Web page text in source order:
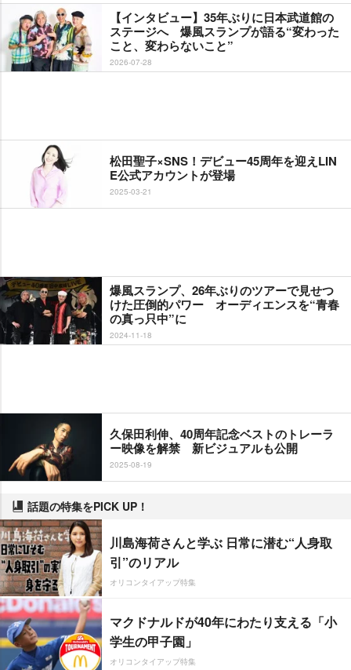
【インタビュー】35年ぶりに日本武道館の
ステージへ 爆風スランプが語る“変わった
こと、変わらないこと”
2026-07-28
松田聖子×SNS！デビュー45周年を迎えLIN
E公式アカウントが登場
2025-03-21
爆風スランプ、26年ぶりのツアーで見せつ
けた圧倒的パワー オーディエンスを“青春
の真っ只中”に
2024-11-18
久保田利伸、40周年記念ベストのトレーラ
ー映像を解禁 新ビジュアルも公開
2025-08-19
話題の特集をPICK UP！
川島海荷さんと学ぶ 日常に潜む“人身取
引”のリアル
オリコンタイアップ特集
マクドナルドが40年にわたり支える「小
学生の甲子園」
オリコンタイアップ特集